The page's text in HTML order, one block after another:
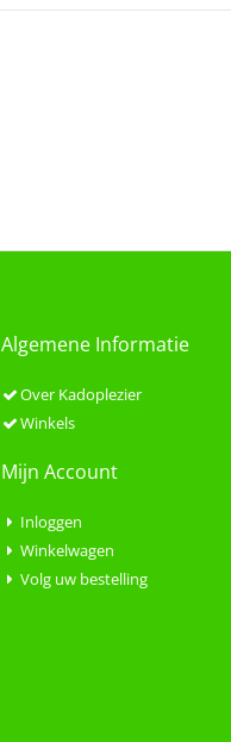
Algemene Informatie
Over Kadoplezier
Winkels
Mijn Account
Inloggen
Winkelwagen
Volg uw bestelling